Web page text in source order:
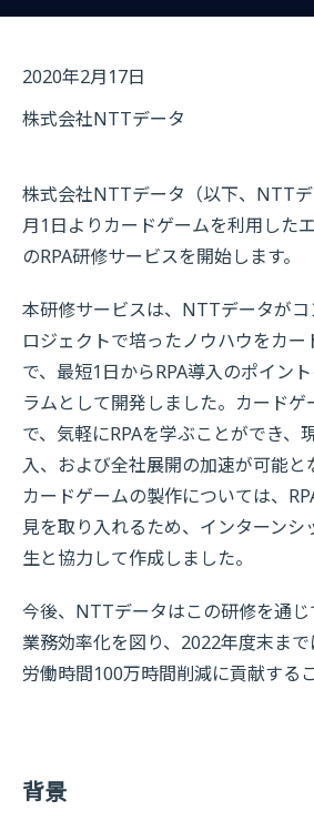
2020年2月17日
株式会社NTTデータ
株式会社NTTデータ（以下、NTT
月1日よりカードゲームを利用した
のRPA研修サービスを開始します。
本研修サービスは、NTTデータが
ロジェクトで培ったノウハウをカ
で、最短1日からRPA導入のポイン
ラムとして開発しました。カードゲ
で、気軽にRPAを学ぶことができ、
入、および全社展開の加速が可能と
カードゲームの製作については、
見を取り入れるため、インターンシ
生と協力して作成しました。
今後、NTTデータはこの研修を通じ
業務効率化を図り、2022年度末ま
労働時間100万時間削減に貢献する
背景